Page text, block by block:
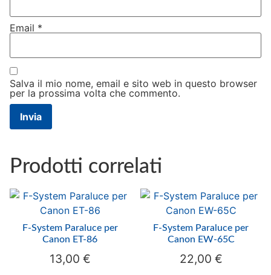
Email *
Salva il mio nome, email e sito web in questo browser
per la prossima volta che commento.
Prodotti correlati
F-System Paraluce per
Canon ET-86
13,00 €
F-System Paraluce per
Canon EW-65C
22,00 €